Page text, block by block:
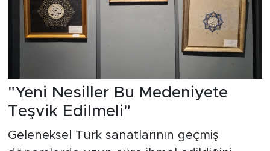
"Yeni Nesiller Bu Medeniyete
Teşvik Edilmeli"
Geleneksel Türk sanatlarının geçmiş